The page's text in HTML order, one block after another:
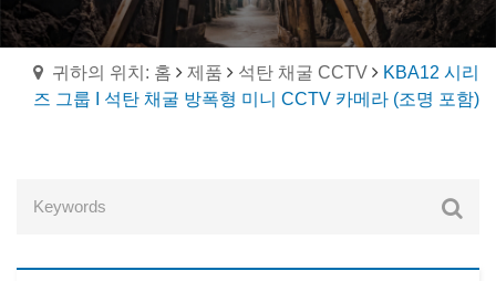
귀하의 위치: 홈 제품 석탄 채굴 CCTV
KBA12 시리
즈 그룹 I 석탄 채굴 방폭형 미니 CCTV 카메라 (조명 포함)